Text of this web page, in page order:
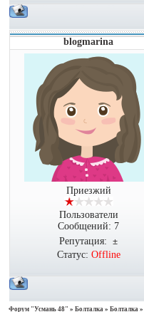
blogmarina
Приезжий
Пользователи
Сообщений: 7
Репутация: ±
Статус: Offline
Форум "Усмань 48" » Болталка » Болталка »